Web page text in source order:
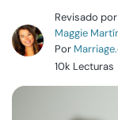
Relaciones
Familia
Revisado por
Maggie
Por
10k Lecturas